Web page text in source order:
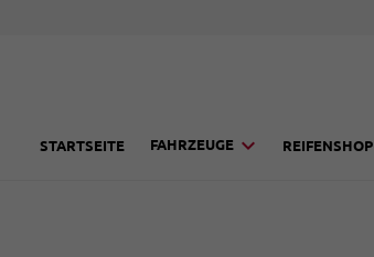
STARTSEITE FAHRZEUGE REIFENSHOP